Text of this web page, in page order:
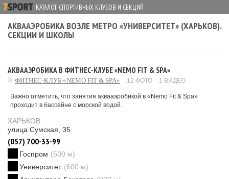
КАТАЛОГ СПОРТИВНЫХ КЛУБОВ И СЕКЦИЙ
АКВААЭРОБИКА ВОЗЛЕ МЕТРО «УНИВЕРСИТЕТ» (ХАРЬКОВ).
СЕКЦИИ И ШКОЛЫ
АКВААЭРОБИКА В ФИТНЕС-КЛУБЕ «NEMO FIT & SPA»
ФИТНЕС-КЛУБ «NEMO FIT & SPA» 12 ФОТО 1 ВИДЕО
Важно отметить, что занятия аквааэробикой в «Nemo Fit & Spa»
проходит в бассейне с морской водой.
ХАРЬКОВ
улица Сумская, 35
(057) 700-33-99
Госпром (500 м)
Университет (600 м)